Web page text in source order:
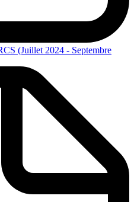
(Juillet 2024 - Septembre